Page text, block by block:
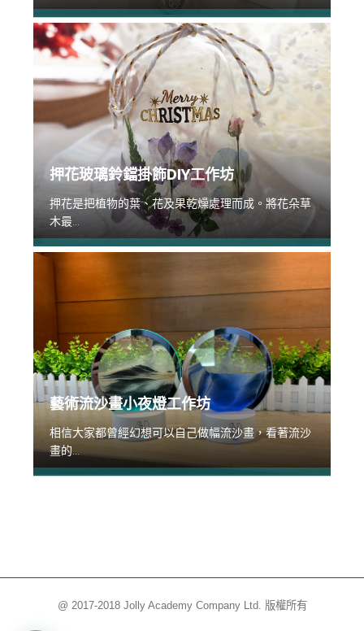
押花玻璃鈴鐺掛飾DIY工作坊
押花是把植物的葉、花及果乾燥處理而成。將花朵草
木最...
藝術流沙畫小夜燈工作坊
相信大家都曾經幻想可以自己做幅流沙畫，看著流沙
畫的...
@ 2017-2018 Jolly Academy Company Ltd. 版權所有